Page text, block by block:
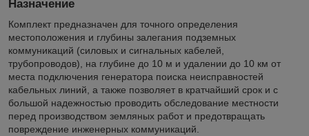
Назначение
Комплект предназначен для точного определения
местоположения и глубины залегания подземных
коммуникаций (силовых и сигнальных кабелей,
трубопроводов), на глубине до 10 м и удалении до 10 км от
места подключения генератора поиска неисправностей
кабельных линий, а также позволяет в кратчайший срок и с
большой надежностью проводить обследование местности
перед производством земляных работ и предотвращать
повреждение инженерных коммуникаций.